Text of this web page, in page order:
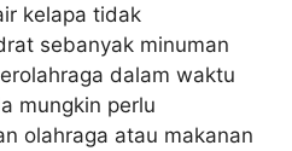
kelapa tidak
sebanyak minuman
dalam waktu
mungkin perlu
olahraga atau makanan